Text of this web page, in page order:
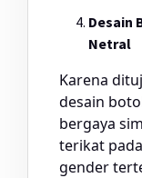
Desain
Netral
Karena
desain
bergaya
terikat
gender